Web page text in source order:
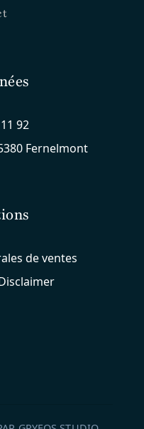
92
Fernelmont
de ventes